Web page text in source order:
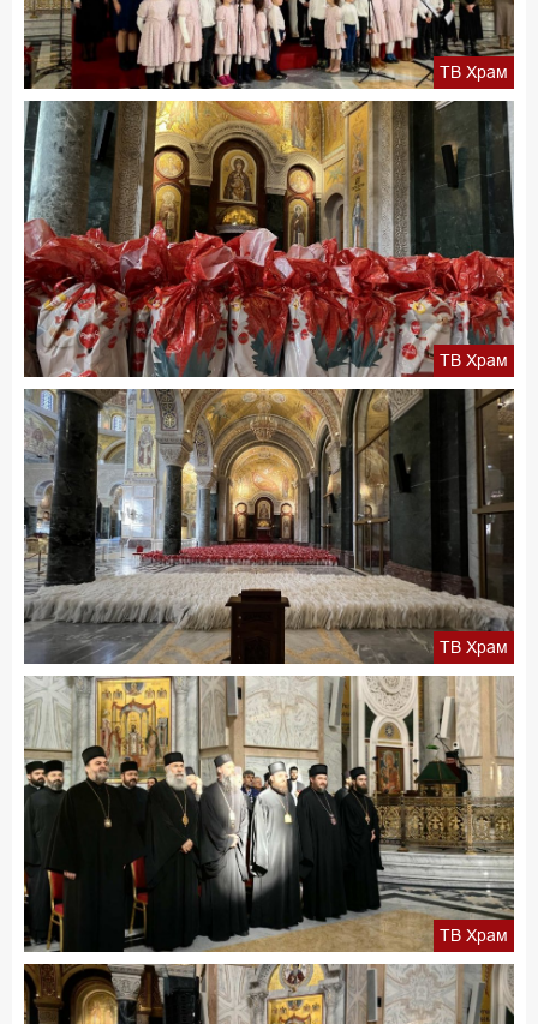
ТВ Храм
ТВ Храм
ТВ Храм
ТВ Храм